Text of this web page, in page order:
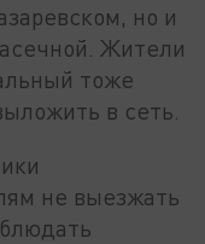
но и
Жители
тоже
в сеть.
не выезжать